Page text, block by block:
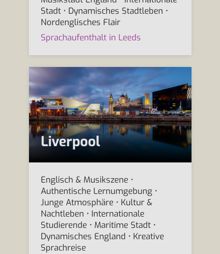
Stadt • Dynamisches Stadtleben •
Nordenglisches Flair
Sprachaufenthalt in Leeds
Liverpool
Englisch & Musikszene •
Authentische Lernumgebung •
Junge Atmosphäre • Kultur &
Nachtleben • Internationale
Studierende • Maritime Stadt •
Dynamisches England • Kreative
Sprachreise